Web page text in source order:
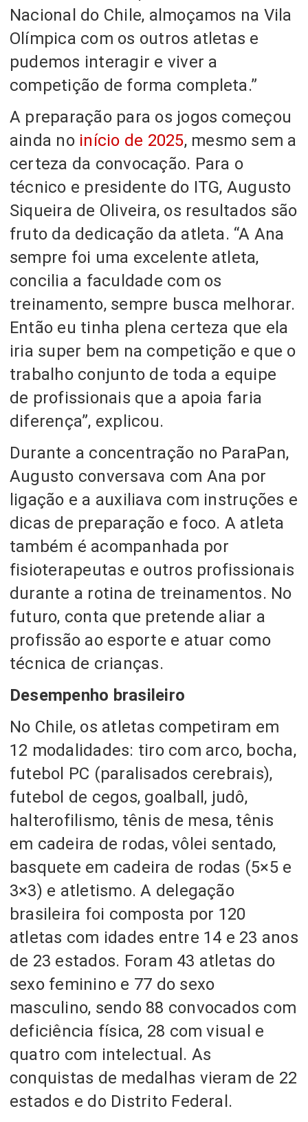
Nacional do Chile, almoçamos na Vila
Olímpica com os outros atletas e
pudemos interagir e viver a
competição de forma completa.”
A preparação para os jogos começou
ainda no início de 2025, mesmo sem a
certeza da convocação. Para o
técnico e presidente do ITG, Augusto
Siqueira de Oliveira, os resultados são
fruto da dedicação da atleta. “A Ana
sempre foi uma excelente atleta,
concilia a faculdade com os
treinamento, sempre busca melhorar.
Então eu tinha plena certeza que ela
iria super bem na competição e que o
trabalho conjunto de toda a equipe
de profissionais que a apoia faria
diferença”, explicou.
Durante a concentração no ParaPan,
Augusto conversava com Ana por
ligação e a auxiliava com instruções e
dicas de preparação e foco. A atleta
também é acompanhada por
fisioterapeutas e outros profissionais
durante a rotina de treinamentos. No
futuro, conta que pretende aliar a
profissão ao esporte e atuar como
técnica de crianças.
Desempenho brasileiro
No Chile, os atletas competiram em
12 modalidades: tiro com arco, bocha,
futebol PC (paralisados cerebrais),
futebol de cegos, goalball, judô,
halterofilismo, tênis de mesa, tênis
em cadeira de rodas, vôlei sentado,
basquete em cadeira de rodas (5×5 e
3×3) e atletismo. A delegação
brasileira foi composta por 120
atletas com idades entre 14 e 23 anos
de 23 estados. Foram 43 atletas do
sexo feminino e 77 do sexo
masculino, sendo 88 convocados com
deficiência física, 28 com visual e
quatro com intelectual. As
conquistas de medalhas vieram de 22
estados e do Distrito Federal.